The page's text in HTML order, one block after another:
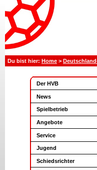
Home >
Der HVB
News
Spielbetrieb
Angebote
Service
Jugend
Schiedsrichter